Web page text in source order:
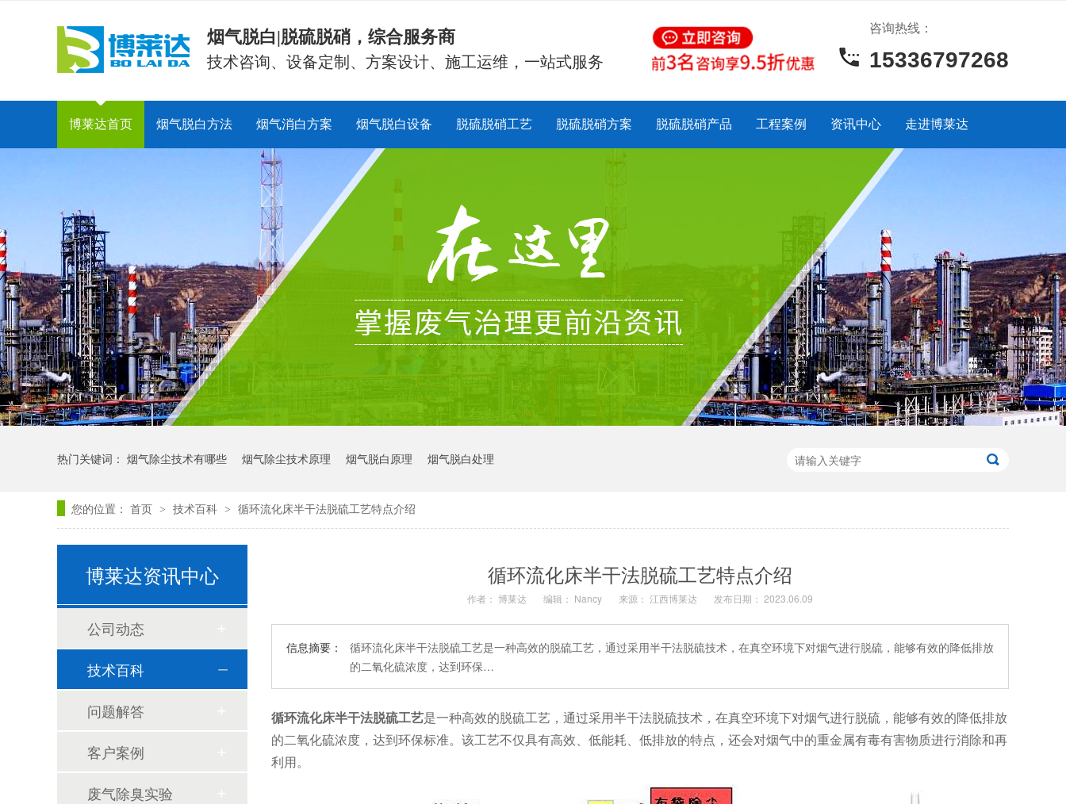
烟气脱白|脱硫脱硝，综合服务商
技术咨询、设备定制、方案设计、施工运维，一站式服务
咨询热线：
15336797268
博莱达首页 烟气脱白方法 烟气消白方案 烟气脱白设备 脱硫脱硝工艺 脱硫脱硝方案 脱硫脱硝产品 工程案例 资讯中心 走进博莱达
热门关键词： 烟气除尘技术有哪些 烟气除尘技术原理 烟气脱白原理 烟气脱白处理
您的位置： 首页 > 技术百科 > 循环流化床半干法脱硫工艺特点介绍
循环流化床半干法脱硫工艺特点介绍
作者： 博莱达 编辑： Nancy 来源： 江西博莱达 发布日期： 2023.06.09
信息摘要：
循环流化床半干法脱硫工艺是一种高效的脱硫工艺，通过采用半干法脱硫技术，在真空环境下对烟气进行脱硫，能够有效的降低排放
的二氧化硫浓度，达到环保…
循环流化床半干法脱硫工艺是一种高效的脱硫工艺，通过采用半干法脱硫技术，在真空环境下对烟气进行脱硫，能够有效的降低排放
的二氧化硫浓度，达到环保标准。该工艺不仅具有高效、低能耗、低排放的特点，还会对烟气中的重金属有毒有害物质进行消除和再
利用。
博莱达资讯中心
公司动态
技术百科
问题解答
客户案例
废气除臭实验